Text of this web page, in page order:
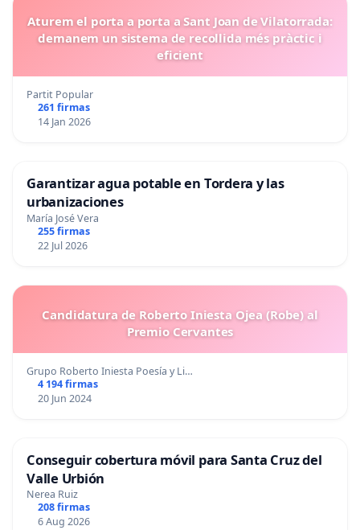
Aturem el porta a porta a Sant Joan de Vilatorrada:
demanem un sistema de recollida més pràctic i
eficient
Partit Popular
261 firmas
14 Jan 2026
Garantizar agua potable en Tordera y las
urbanizaciones
María José Vera
255 firmas
22 Jul 2026
Candidatura de Roberto Iniesta Ojea (Robe) al
Premio Cervantes
Grupo Roberto Iniesta Poesía y Li…
4 194 firmas
20 Jun 2024
Conseguir cobertura móvil para Santa Cruz del
Valle Urbión
Nerea Ruiz
208 firmas
6 Aug 2026